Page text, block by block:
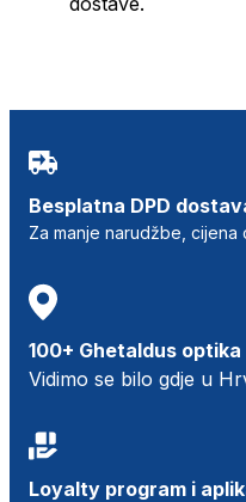
Besplatna DPD
Za manje narudžbe, cijena
100+ Ghetaldus
Vidimo se bilo gdje u
Loyalty program i